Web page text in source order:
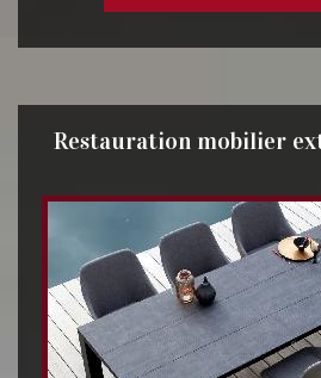
Restauration mobilier